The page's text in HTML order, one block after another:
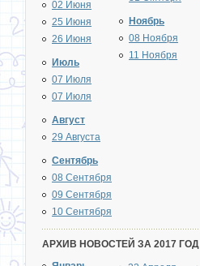
02 Июня
25 Июня
26 Июня
Июль
07 Июля
07 Июля
Август
29 Августа
Сентябрь
08 Сентября
09 Сентября
10 Сентября
Ноябрь
08 Ноября
11 Ноября
АРХИВ НОВОСТЕЙ ЗА 2017 ГОД